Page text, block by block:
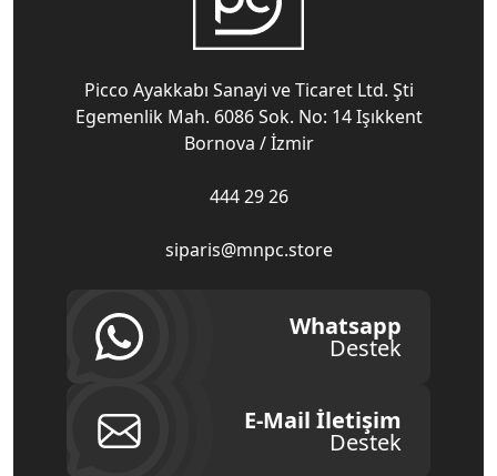
Picco Ayakkabı Sanayi ve Ticaret Ltd. Şti
Egemenlik Mah. 6086 Sok. No: 14 Işıkkent
Bornova / İzmir
444 29 26
siparis@mnpc.store
Whatsapp
Destek
E-Mail İletişim
Destek